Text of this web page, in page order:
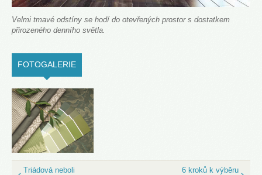
Velmi tmavé odstíny se hodí do otevřených prostor s dostatkem
přirozeného denního světla.
FOTOGALERIE
Triádová neboli
6 kroků k výběru